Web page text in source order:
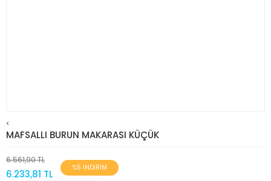
<
MAFSALLI BURUN MAKARASI KÜÇÜK
6.561,90 TL
6.233,81 TL
%5 İNDİRİM